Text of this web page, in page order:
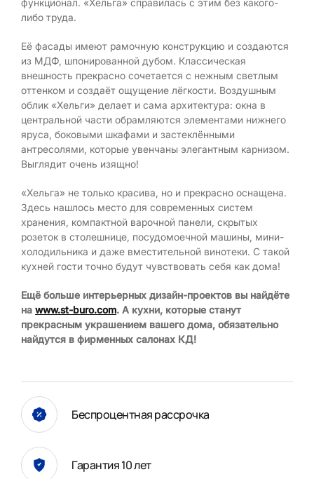
либо труда.
Её фасады имеют рамочную конструкцию и создаются
из МДФ, шпонированной дубом. Классическая
внешность прекрасно сочетается с нежным светлым
оттенком и создаёт ощущение лёгкости. Воздушным
облик «Хельги» делает и сама архитектура: окна в
центральной части обрамляются элементами нижнего
яруса, боковыми шкафами и застеклёнными
антресолями, которые увенчаны элегантным карнизом.
Выглядит очень изящно!
«Хельга» не только красива, но и прекрасно оснащена.
Здесь нашлось место для современных систем
хранения, компактной варочной панели, скрытых
розеток в столешнице, посудомоечной машины, мини-
холодильника и даже вместительной винотеки. С такой
кухней гости точно будут чувствовать себя как дома!
Ещё больше интерьерных дизайн-проектов вы найдёте
на www.st-buro.com. А кухни, которые станут
прекрасным украшением вашего дома, обязательно
найдутся в фирменных салонах КД!
Беспроцентная рассрочка
Гарантия 10 лет